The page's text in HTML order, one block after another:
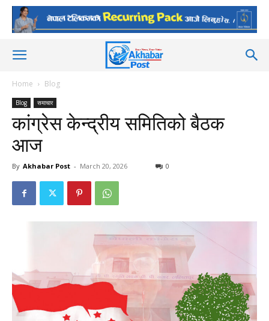
Home Blog
Blog समाचार
कांग्रेस केन्द्रीय समितिको बैठक
आज
By Akhabar Post - March 20, 2026 0